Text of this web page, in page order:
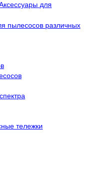
для
пылесосов различных
тележки